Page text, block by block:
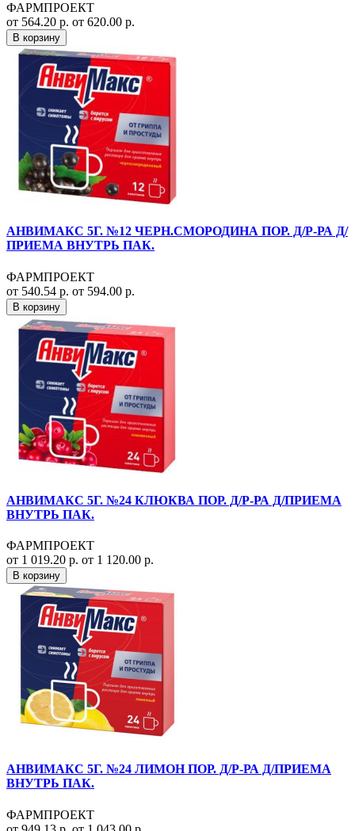
ФАРМПРОЕКТ
от 564.20 р. от 620.00 р.
В корзину
АНВИМАКС 5Г. №12 ЧЕРН.СМОРОДИНА ПОР. Д/Р-РА Д/
ПРИЕМА ВНУТРЬ ПАК.
ФАРМПРОЕКТ
от 540.54 р. от 594.00 р.
В корзину
АНВИМАКС 5Г. №24 КЛЮКВА ПОР. Д/Р-РА Д/ПРИЕМА
ВНУТРЬ ПАК.
ФАРМПРОЕКТ
от 1 019.20 р. от 1 120.00 р.
В корзину
АНВИМАКС 5Г. №24 ЛИМОН ПОР. Д/Р-РА Д/ПРИЕМА
ВНУТРЬ ПАК.
ФАРМПРОЕКТ